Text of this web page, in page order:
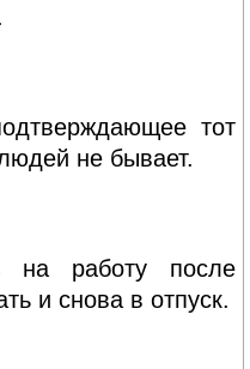
тот
не бывает.
на работу после
и снова в отпуск.